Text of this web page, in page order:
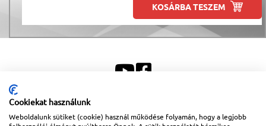
KOSÁRBA TESZEM
Sitemap| Impresszum
Cookiekat használunk
Weboldalunk sütiket (cookie) használ működése folyamán, hogy a legjobb